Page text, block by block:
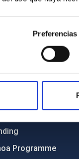
Preferencias
and anti-fraud
and diversity
and Sustainability
Programme